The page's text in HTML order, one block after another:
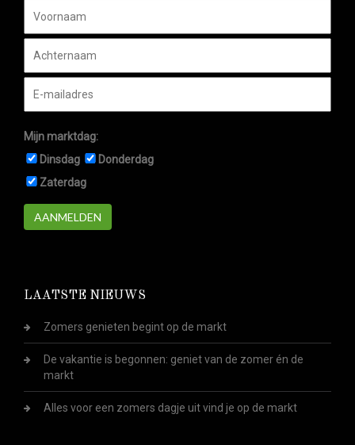
Mijn marktdag:
Dinsdag
Donderdag
Zaterdag
AANMELDEN
LAATSTE NIEUWS
Zomers genieten begint op de markt
De vakantie is begonnen: geniet van de zomer én de
markt
Alles voor een zomers dagje uit vind je op de markt